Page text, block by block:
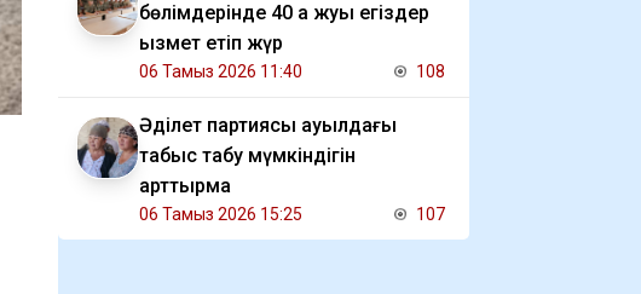
бөлімдерінде 40 қа жуық егіздер
қызмет етіп жүр
06 Тамыз 2026 11:40 108
Әділет партиясы ауылдағы
табыс табу мүмкіндігін
арттырмақ
06 Тамыз 2026 15:25 107